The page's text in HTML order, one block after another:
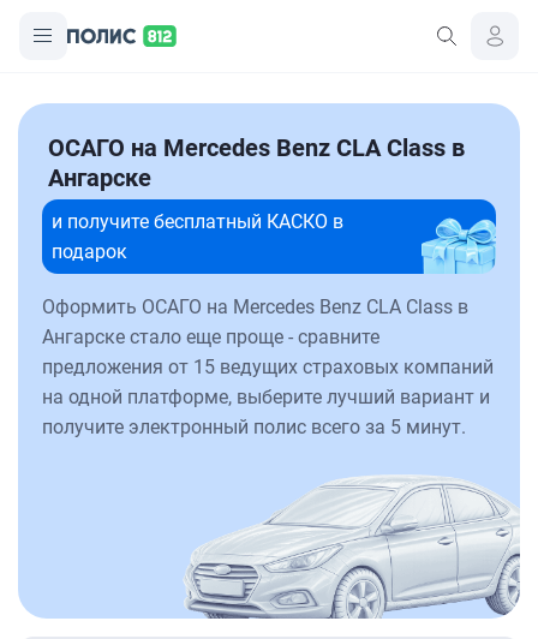
ОСАГО на Mercedes Benz CLA Class в
Ангарске
и получите бесплатный КАСКО в
подарок
Оформить ОСАГО на Mercedes Benz CLA Class в
Ангарске стало еще проще - сравните
предложения от 15 ведущих страховых компаний
на одной платформе, выберите лучший вариант и
получите электронный полис всего за 5 минут.